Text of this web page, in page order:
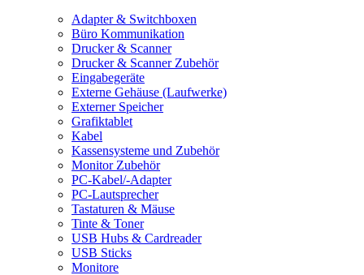
Adapter & Switchboxen
Büro Kommunikation
Drucker & Scanner
Drucker & Scanner Zubehör
Eingabegeräte
Externe Gehäuse (Laufwerke)
Externer Speicher
Grafiktablet
Kabel
Kassensysteme und Zubehör
Monitor Zubehör
PC-Kabel/-Adapter
PC-Lautsprecher
Tastaturen & Mäuse
Tinte & Toner
USB Hubs & Cardreader
USB Sticks
Monitore